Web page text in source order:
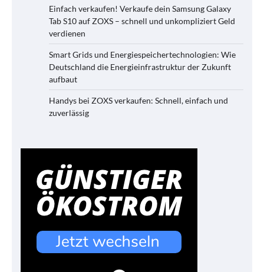
Einfach verkaufen! Verkaufe dein Samsung Galaxy
Tab S10 auf ZOXS – schnell und unkompliziert Geld
verdienen
Smart Grids und Energiespeichertechnologien: Wie
Deutschland die Energieinfrastruktur der Zukunft
aufbaut
Handys bei ZOXS verkaufen: Schnell, einfach und
zuverlässig